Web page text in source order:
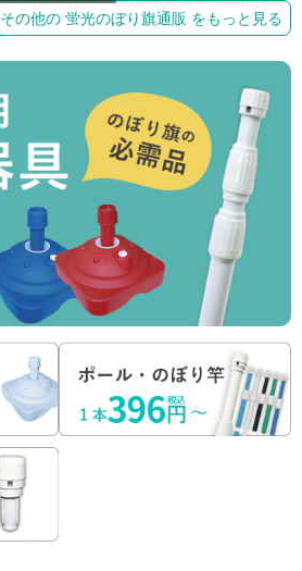
その他の 蛍光のぼり旗通販 をもっと見る